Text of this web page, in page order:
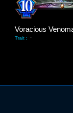
Voracious
Trait : -